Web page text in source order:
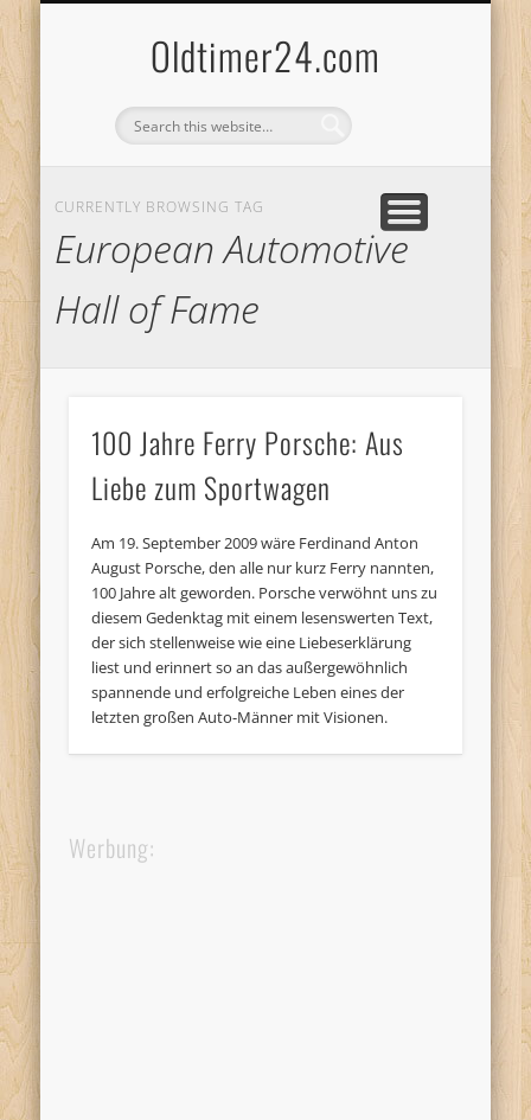
Oldtimer24.com
CURRENTLY BROWSING TAG
European Automotive
Hall of Fame
100 Jahre Ferry Porsche: Aus
Liebe zum Sportwagen
Am 19. September 2009 wäre Ferdinand Anton
August Porsche, den alle nur kurz Ferry nannten,
100 Jahre alt geworden. Porsche verwöhnt uns zu
diesem Gedenktag mit einem lesenswerten Text,
der sich stellenweise wie eine Liebeserklärung
liest und erinnert so an das außergewöhnlich
spannende und erfolgreiche Leben eines der
letzten großen Auto-Männer mit Visionen.
Werbung: